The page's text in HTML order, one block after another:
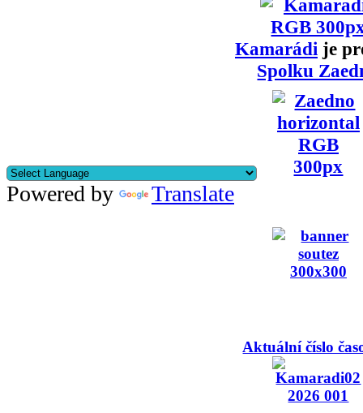
Kamarádi je
Spolku
Powered by Translate
Aktuální číslo